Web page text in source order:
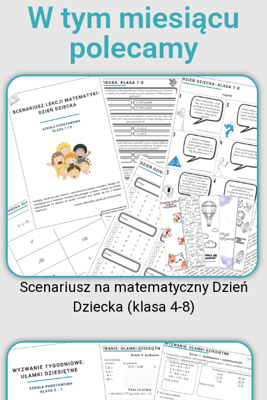
W tym miesiącu
polecamy
Scenariusz na matematyczny Dzień
Dziecka (klasa 4-8)